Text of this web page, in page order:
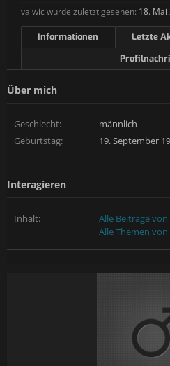
valwic wurde zuletzt gesehen: 18. Mai
Informationen Letzte
Über mich
Geschlecht:
männlich
Geburtstag:
19. September
Interagieren
Inhalt:
Alle Beiträge
Alle Themen